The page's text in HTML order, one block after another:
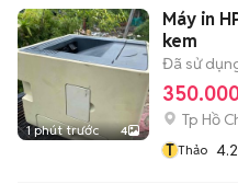
1 phút trước 4
Máy in
kem
Đã sử
Tp Hồ
T Thảo 4.2